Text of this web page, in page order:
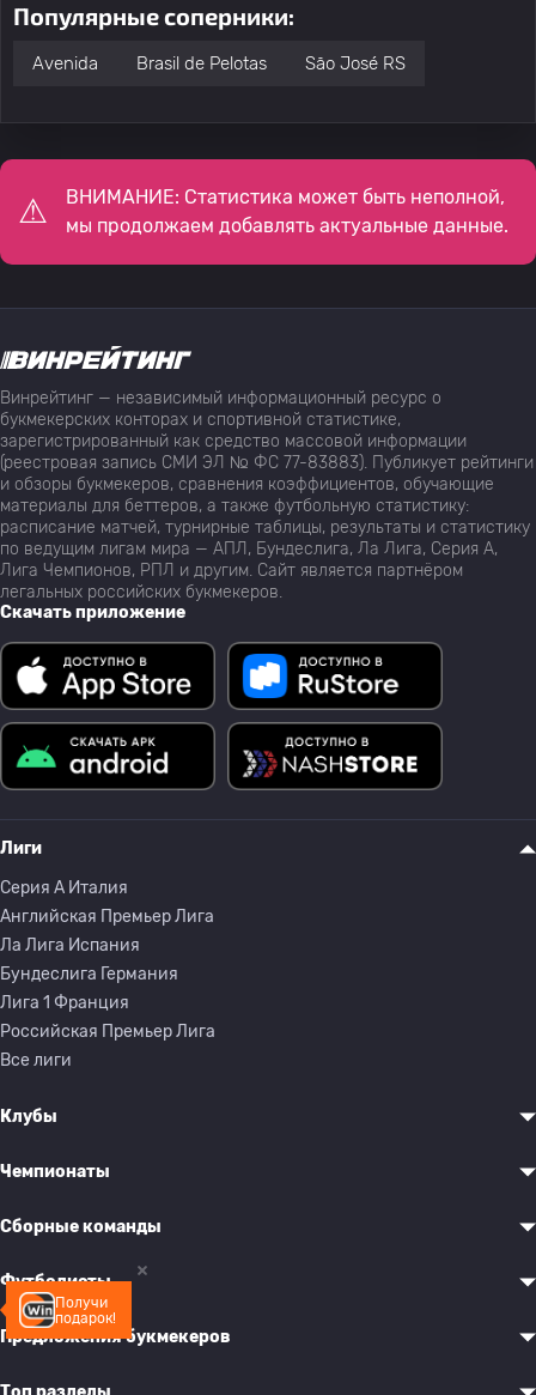
Популярные соперники:
Avenida Brasil de Pelotas São José RS
ВНИМАНИЕ: Статистика может быть неполной,
мы продолжаем добавлять актуальные данные.
Получи
подарок!
Винрейтинг — независимый информационный ресурс о
букмекерских конторах и спортивной статистике,
зарегистрированный как средство массовой информации
(реестровая запись СМИ ЭЛ № ФС 77-83883). Публикует рейтинги
и обзоры букмекеров, сравнения коэффициентов, обучающие
материалы для беттеров, а также футбольную статистику:
расписание матчей, турнирные таблицы, результаты и статистику
по ведущим лигам мира — АПЛ, Бундеслига, Ла Лига, Серия А,
Лига Чемпионов, РПЛ и другим. Сайт является партнёром
легальных российских букмекеров.
Скачать приложение
Лиги
Серия A Италия
Английская Премьер Лига
Ла Лига Испания
Бундеслига Германия
Лига 1 Франция
Российская Премьер Лига
Все лиги
Клубы
Чемпионаты
Сборные команды
Футболисты
Предложения букмекеров